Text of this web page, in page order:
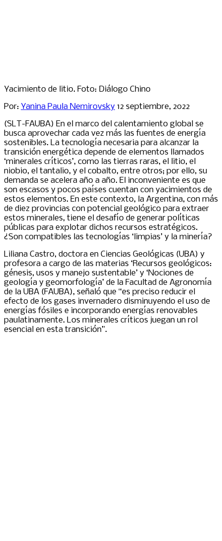
Yacimiento de litio. Foto: Diálogo Chino
Por: Yanina Paula Nemirovsky 12 septiembre, 2022
(SLT-FAUBA) En el marco del calentamiento global se
busca aprovechar cada vez más las fuentes de energía
sostenibles. La tecnología necesaria para alcanzar la
transición energética depende de elementos llamados
‘minerales críticos’, como las tierras raras, el litio, el
niobio, el tantalio, y el cobalto, entre otros; por ello, su
demanda se acelera año a año. El inconveniente es que
son escasos y pocos países cuentan con yacimientos de
estos elementos. En este contexto, la Argentina, con más
de diez provincias con potencial geológico para extraer
estos minerales, tiene el desafío de generar políticas
públicas para explotar dichos recursos estratégicos.
¿Son compatibles las tecnologías ‘limpias’ y la minería?
Liliana Castro, doctora en Ciencias Geológicas (UBA) y
profesora a cargo de las materias ‘Recursos geológicos:
génesis, usos y manejo sustentable’ y ‘Nociones de
geología y geomorfología’ de la Facultad de Agronomía
de la UBA (FAUBA), señaló que “es preciso reducir el
efecto de los gases invernadero disminuyendo el uso de
energías fósiles e incorporando energías renovables
paulatinamente. Los minerales críticos juegan un rol
esencial en esta transición”.